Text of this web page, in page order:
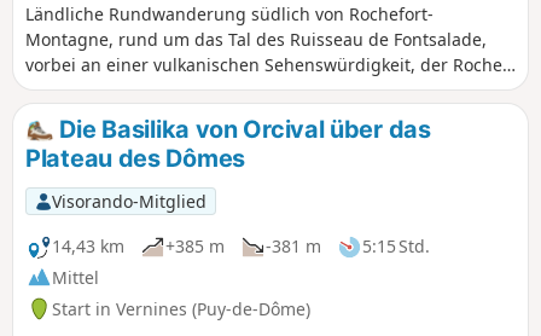
Ländliche Rundwanderung südlich von Rochefort-
Montagne, rund um das Tal des Ruisseau de Fontsalade,
vorbei an einer vulkanischen Sehenswürdigkeit, der Roche
Branlante. Achtung, auf dieser Route gibt es viele Straßen,
die allerdings kaum begehen sind.
Die Basilika von Orcival über das
Plateau des Dômes
Visorando-Mitglied
14,43 km
+385 m -381 m
5:15 Std.
Mittel
Start in Vernines (Puy-de-Dôme)